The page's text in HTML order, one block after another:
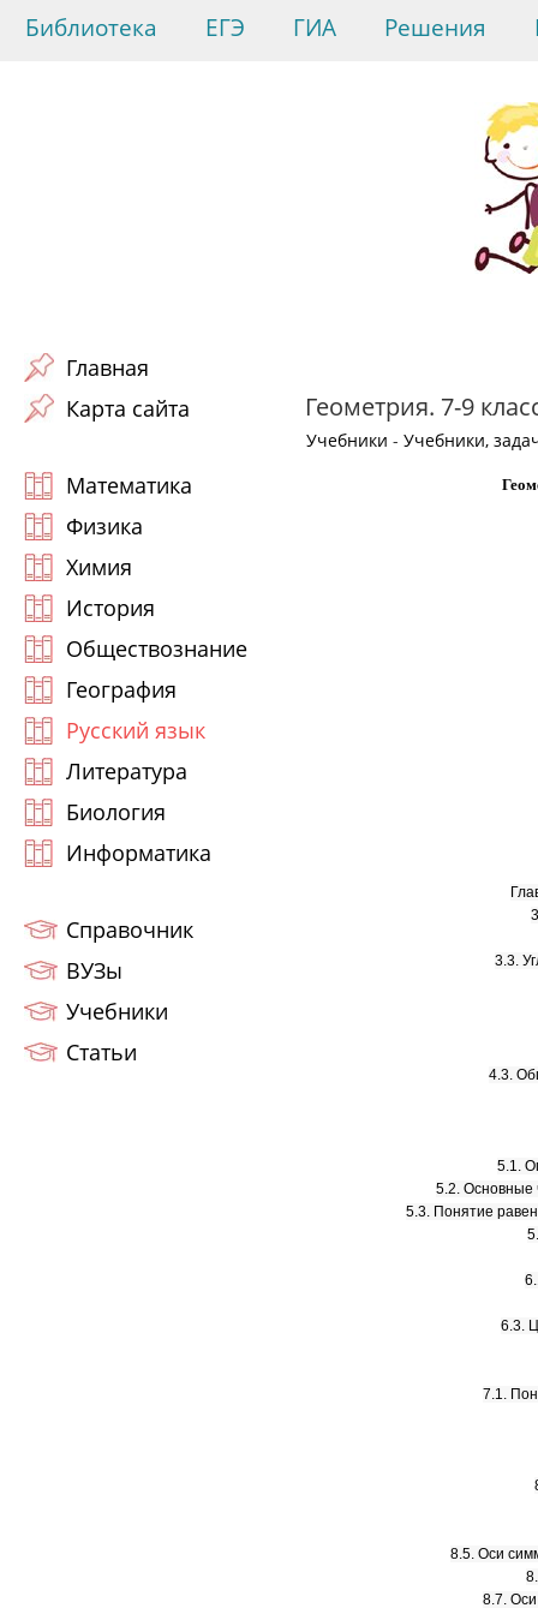
Библиотека ЕГЭ ГИА Решения
Главная
Карта сайта
Математика
Физика
Химия
История
Обществознание
География
Русский язык
Литература
Биология
Информатика
Справочник
ВУЗы
Учебники
Статьи
Геометрия. 7-9
Учебники - Учебники,
3.3.
4.3.
5.1.
5.2. Основные
5.3. Понятие
6.3.
7.1.
8.5. Оси
8.7.